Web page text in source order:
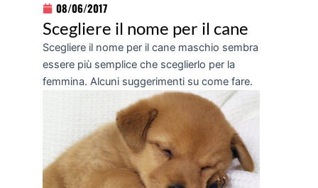
08/06/2017
Scegliere il nome per il cane
Scegliere il nome per il cane maschio sembra
essere più semplice che sceglierlo per la
femmina. Alcuni suggerimenti su come fare.